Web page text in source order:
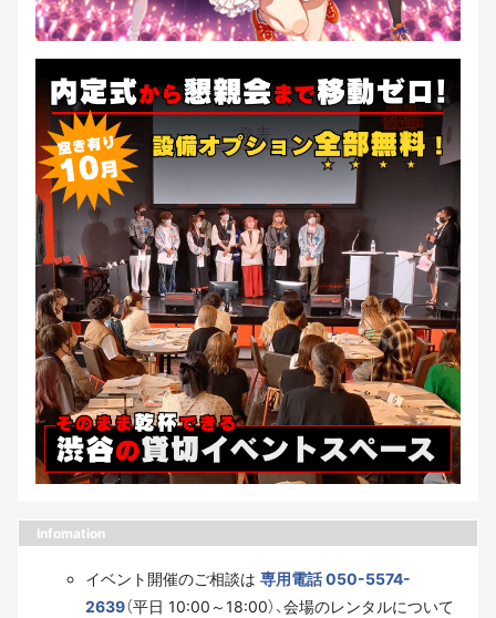
Infomation
イベント開催のご相談は 専用電話 050-5574-
2639（平日 10:00～18:00）、会場のレンタルについて